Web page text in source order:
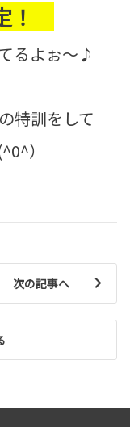
！
るよぉ～♪
特訓をして
）
次の記事へ